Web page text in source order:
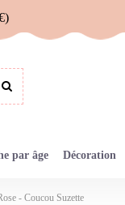
par âge Décoration
- Coucou Suzette